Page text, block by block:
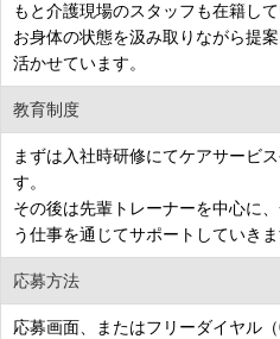
もと介護現場のスタッフも在籍し
お身体の状態を汲み取りながら提
活かせています。
教育制度
まずは入社時研修にてケアサービ
す。
その後は先輩トレーナーを中心に
う仕事を通じてサポートしていきま
応募方法
応募画面、またはフリーダイヤル